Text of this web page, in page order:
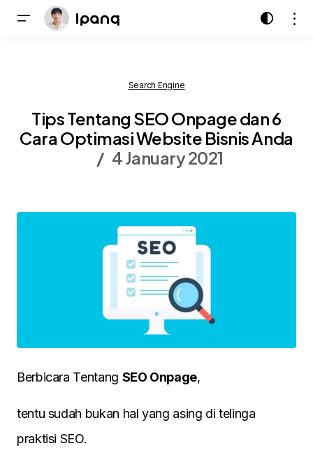
Search Engine
Tips Tentang SEO Onpage dan 6
Cara Optimasi Website Bisnis Anda
4 January 2021
Berbicara Tentang SEO Onpage,
tentu sudah bukan hal yang asing di telinga
praktisi SEO.